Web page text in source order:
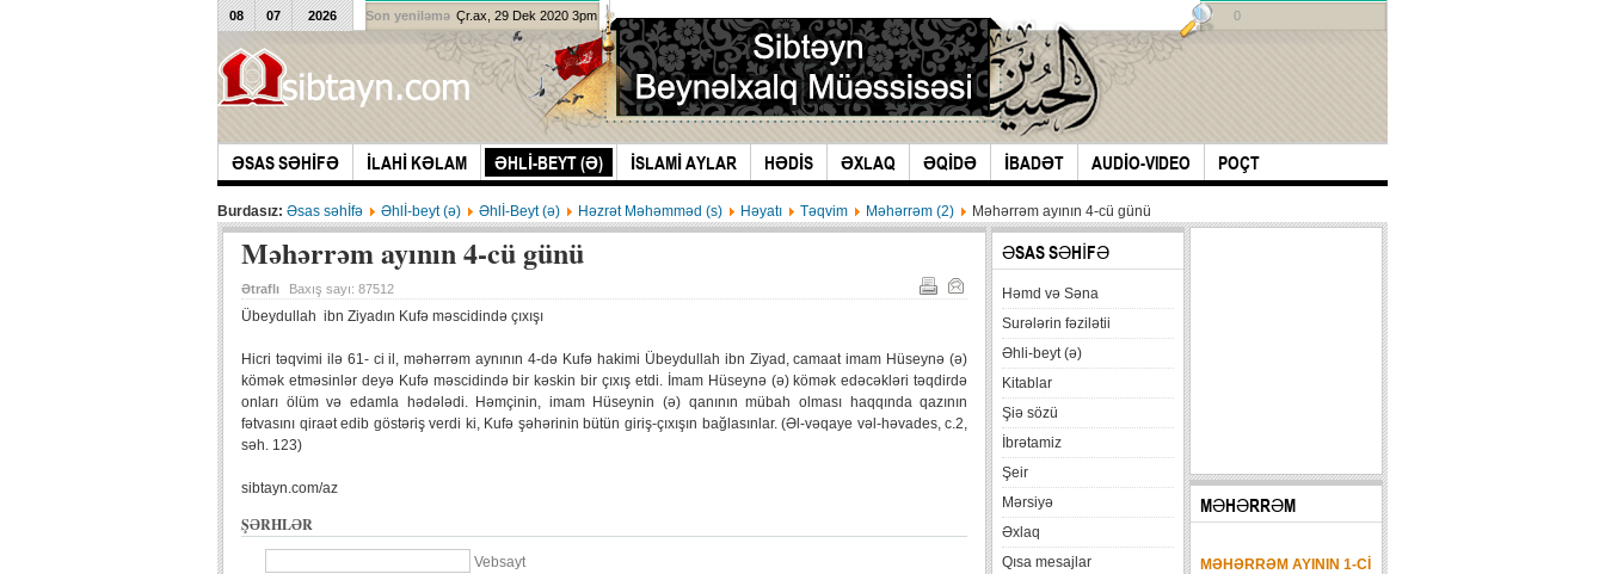
ƏSAS SƏHİFƏ İLAHİ KƏLAM ƏHLİ-BEYT (Ə) İSLAMİ AYLAR HƏDİS ƏXLAQ ƏQİDƏ İBADƏT AUDİO-VIDEO POÇT
08 07 2026 Son yeniləmə Çr.ax, 29 Dek 2020 3pm 0
Burdasız: Əsas səhİfə Əhlİ-beyt (ə) Əhlİ-Beyt (ə) Həzrət Məhəmməd (s) Həyatı Təqvim Məhərrəm (2) Məhərrəm ayının 4-cü günü
Məhərrəm ayının 4-cü günü
Ətraflı Baxış sayı: 87512
Übeydullah ibn Ziyadın Kufə məscidində çıxışı
Hicri təqvimi ilə 61- ci il, məhərrəm aynının 4-də Kufə hakimi Übeydullah ibn Ziyad, camaat imam Hüseynə (ə)
kömək etməsinlər deyə Kufə məscidində bir kəskin bir çıxış etdi. İmam Hüseynə (ə) kömək edəcəkləri təqdirdə
onları ölüm və edamla hədələdi. Həmçinin, imam Hüseynin (ə) qanının mübah olması haqqında qazının
fətvasını qiraət edib göstəriş verdi ki, Kufə şəhərinin bütün giriş-çıxışın bağlasınlar. (Əl-vəqaye vəl-həvades, c.2,
səh. 123)
sibtayn.com/az
ŞƏRHLƏR
Vebsayt
ƏSAS SƏHİFƏ
Həmd və Səna
Surələrin fəzilətii
Əhli-beyt (ə)
Kitablar
Şiə sözü
İbrətamiz
Şeir
Mərsiyə
Əxlaq
Qısa mesajlar
MƏHƏRRƏM
MƏHƏRRƏM AYININ 1-CI